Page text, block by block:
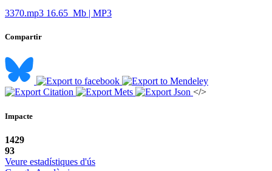
3370.mp3 16.65 Mb | MP3
Compartir
</>
Impacte
1429
93
Veure estadístiques d'ús